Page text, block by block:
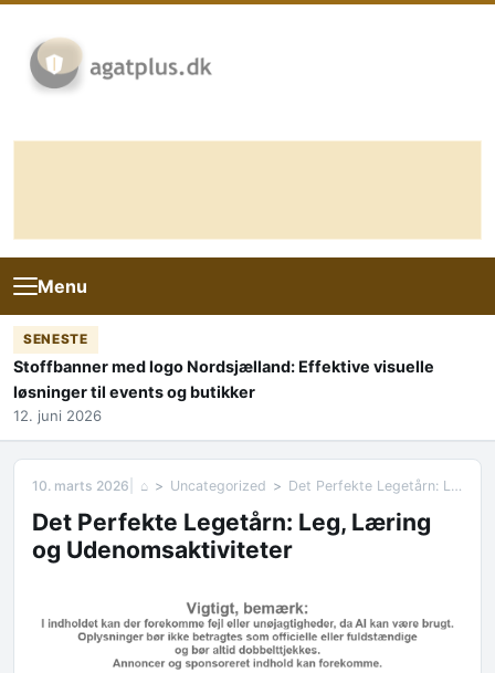
Menu
SENESTE
Stoffbanner med logo Nordsjælland: Effektive visuelle
løsninger til events og butikker
12. juni 2026
10. marts 2026 ⌂ Uncategorized Det Perfekte Legetårn: Leg, Læring og Udenomsaktiviteter
Det Perfekte Legetårn: Leg, Læring
og Udenomsaktiviteter